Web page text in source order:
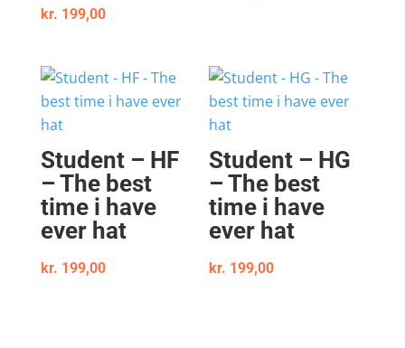
kr. 199,00
Student – HF
– The best
time i have
ever hat
kr. 199,00
Student – HG
– The best
time i have
ever hat
kr. 199,00